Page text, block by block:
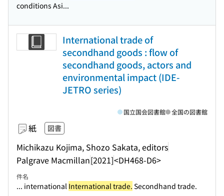
conditions Asi...
International trade of
secondhand goods : flow of
secondhand goods, actors and
environmental impact (IDE-
JETRO series)
紙 図書
Michikazu Kojima, Shozo Sakata, editors
Palgrave Macmillan[2021]<DH468-D6>
国立国会図書館 全国の図書館
件名
... international International trade. Secondhand trade.